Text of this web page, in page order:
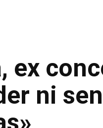
ex
ni